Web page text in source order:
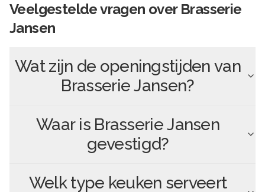
Veelgestelde vragen over Brasserie
Jansen
Wat zijn de openingstijden van
Brasserie Jansen?
Waar is Brasserie Jansen
gevestigd?
Welk type keuken serveert